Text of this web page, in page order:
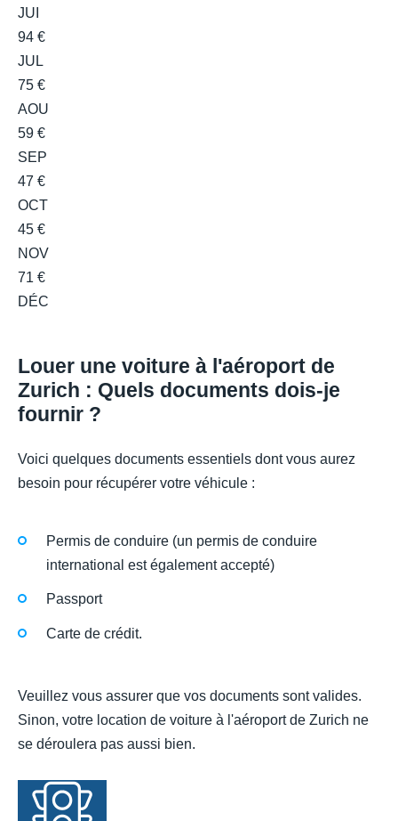
JUI
94 €
JUL
75 €
AOU
59 €
SEP
47 €
OCT
45 €
NOV
71 €
DÉC
Louer une voiture à l'aéroport de
Zurich : Quels documents dois-je
fournir ?
Voici quelques documents essentiels dont vous aurez
besoin pour récupérer votre véhicule :
Permis de conduire (un permis de conduire
international est également accepté)
Passport
Carte de crédit.
Veuillez vous assurer que vos documents sont valides.
Sinon, votre location de voiture à l'aéroport de Zurich ne
se déroulera pas aussi bien.